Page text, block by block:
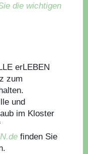
die wichtigen
erLEBEN
zum
und
im Kloster
finden Sie